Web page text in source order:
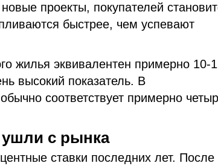
проекты, покупателей
быстрее, чем успевают
жилья эквивалентен примерно 10-
высокий показатель. В
соответствует примерно
ушли с рынка
ставки последних лет. После